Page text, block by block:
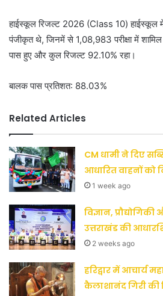
हाईस्कूल रिजल्ट 2026 (Class 10) हाईस्कूल
पंजीकृत थे, जिनमें से 1,08,983 परीक्षा में
पास हुए और कुल रिजल्ट 92.10% रहा।
बालक पास प्रतिशत: 88.03%
Related Articles
CM धामी ने दिए
आधारित वाहनों
1 week ago
विज्ञान,
उत्तराखंड की
2 weeks ago
हरिद्वार में आचार्य
कैलाशानंद गिरी की